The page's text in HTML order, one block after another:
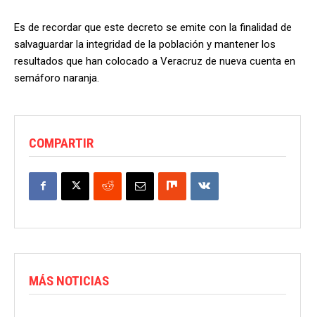
Es de recordar que este decreto se emite con la finalidad de
salvaguardar la integridad de la población y mantener los
resultados que han colocado a Veracruz de nueva cuenta en
semáforo naranja.
COMPARTIR
MÁS NOTICIAS